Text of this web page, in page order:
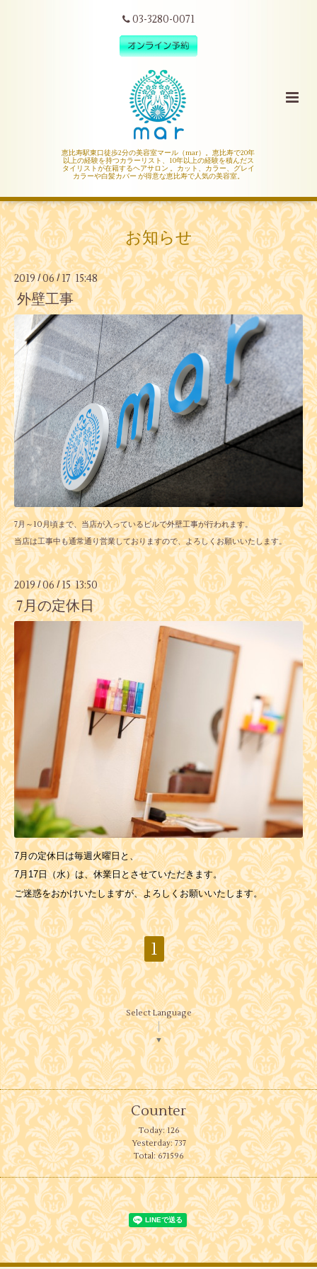
03-3280-0071
恵比寿駅東口徒歩2分の美容室マール（mar）。恵比寿で20年
以上の経験を持つカラーリスト、10年以上の経験を積んだス
タイリストが在籍するヘアサロン 。カット、カラー、グレイ
カラーや白髪カバー が得意な恵比寿で人気の美容室。
お知らせ
2019/06/ 17 15:48
外壁工事
7月～10月頃まで、当店が入っているビルで外壁工事が行われます。
当店は工事中も通常通り営業しておりますので、よろしくお願いいたします。
2019/06/15 13:50
7月の定休日
7月の定休日は毎週火曜日と、
7月17日（水）は、休業日とさせていただきます。
ご迷惑をおかけいたしますが、よろしくお願いいたします。
1
Select Language
▼
Counter
Today:126
Yesterday:737
Total:671596